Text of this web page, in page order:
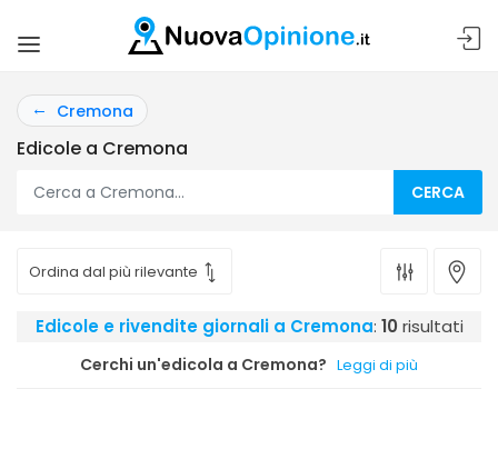
Cremona
Edicole a Cremona
CERCA
Edicole e rivendite giornali a Cremona: 10 risultati
Cerchi un'edicola a Cremona? Leggi di più